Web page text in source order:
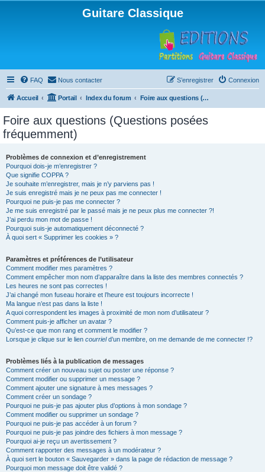
Guitare Classique
FAQ Nous contacter Connexion
S’enregistrer
Accueil Portail Index du forum Foire aux questions (Questions posées fréquemment)
Foire aux questions (Questions posées
fréquemment)
Problèmes de connexion et d’enregistrement
Pourquoi dois-je m’enregistrer ?
Que signifie COPPA ?
Je souhaite m’enregistrer, mais je n’y parviens pas !
Je suis enregistré mais je ne peux pas me connecter !
Pourquoi ne puis-je pas me connecter ?
Je me suis enregistré par le passé mais je ne peux plus me connecter ?!
J’ai perdu mon mot de passe !
Pourquoi suis-je automatiquement déconnecté ?
À quoi sert « Supprimer les cookies » ?
Paramètres et préférences de l’utilisateur
Comment modifier mes paramètres ?
Comment empêcher mon nom d’apparaître dans la liste des membres connectés ?
Les heures ne sont pas correctes !
J’ai changé mon fuseau horaire et l’heure est toujours incorrecte !
Ma langue n’est pas dans la liste !
A quoi correspondent les images à proximité de mon nom d’utilisateur ?
Comment puis-je afficher un avatar ?
Qu’est-ce que mon rang et comment le modifier ?
Lorsque je clique sur le lien courrield’un membre, on me demande de me connecter !?
Problèmes liés à la publication de messages
Comment créer un nouveau sujet ou poster une réponse ?
Comment modifier ou supprimer un message ?
Comment ajouter une signature à mes messages ?
Comment créer un sondage ?
Pourquoi ne puis-je pas ajouter plus d’options à mon sondage ?
Comment modifier ou supprimer un sondage ?
Pourquoi ne puis-je pas accéder à un forum ?
Pourquoi ne puis-je pas joindre des fichiers à mon message ?
Pourquoi ai-je reçu un avertissement ?
Comment rapporter des messages à un modérateur ?
À quoi sert le bouton « Sauvegarder » dans la page de rédaction de message ?
Pourquoi mon message doit être validé ?